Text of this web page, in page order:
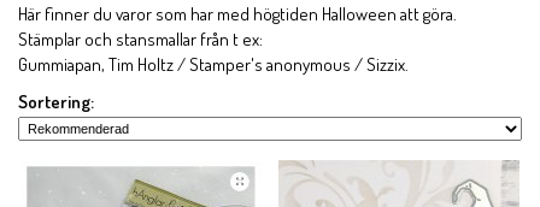
Här finner du varor som har med högtiden Halloween att göra.
Stämplar och stansmallar från t ex:
Gummiapan, Tim Holtz / Stamper's anonymous / Sizzix.
Sortering: